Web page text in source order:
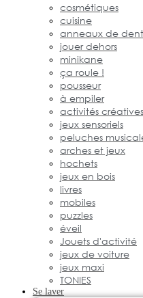
cosmétiques
cuisine
anneaux de
jouer dehors
minikane
ça roule !
pousseur
à empiler
activités créatives
jeux sensoriels
peluches
arches et jeux
hochets
jeux en bois
livres
mobiles
puzzles
éveil
Jouets d'activité
jeux de voiture
jeux maxi
TONIES
Se laver